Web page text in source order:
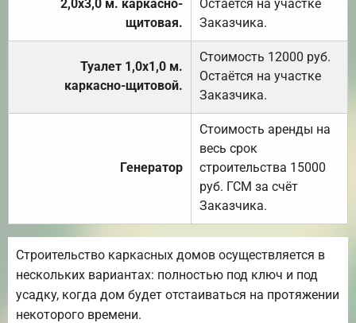
2,0х3,0 м. каркасно-
щитовая.
Остаётся на участке
Заказчика.
Туалет 1,0х1,0 м.
каркасно-щитовой.
Стоимость 12000 руб.
Остаётся на участке
Заказчика.
Генератор
Стоимость аренды на
весь срок
строительства 15000
руб. ГСМ за счёт
Заказчика.
Строительство каркасных домов осуществляется в
нескольких вариантах: полностью под ключ и под
усадку, когда дом будет отстаиваться на протяжении
некоторого времени.